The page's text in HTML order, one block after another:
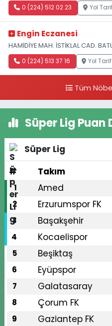
0 (224) 512 02 23 Yol
Engin Eczanesi
HAMİDİYE MAH. İSTİKLAL CAD.
0 (224) 513 37 16 Yol
Tüm
Süper Lig Puan
Süper Lig
#
Takım
1 Amed
2 Erzurumspor FK
3 Başakşehir
4 Kocaelispor
5 Beşiktaş
6 Eyüpspor
7 Galatasaray
8 Çorum FK
9 Gaziantep FK